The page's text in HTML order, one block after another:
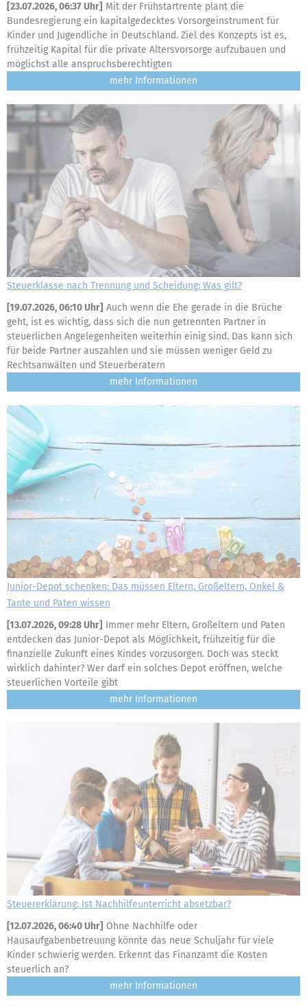
[23.07.2026, 06:37 Uhr] Mit der Frühstartrente plant die
Bundesregierung ein kapitalgedecktes Vorsorgeinstrument für
Kinder und Jugendliche in Deutschland. Ziel des Konzepts ist es,
frühzeitig Kapital für die private Altersvorsorge aufzubauen und
möglichst alle anspruchsberechtigten
mehr
Steuerklasse nach Trennung und Scheidung: Was gilt?
[19.07.2026, 06:10 Uhr] Auch wenn die Ehe gerade in die Brüche
geht, ist es wichtig, dass sich die nun getrennten Partner in
steuerlichen Angelegenheiten weiterhin einig sind. Das kann sich
für beide Partner auszahlen und sie müssen weniger Geld zu
Rechtsanwälten und Steuerberatern
mehr
Junior-Depot schenken: Das müssen Eltern, Großeltern, Onkel &
Tante und Paten wissen
[13.07.2026, 09:28 Uhr] Immer mehr Eltern, Großeltern und Paten
entdecken das Junior-Depot als Möglichkeit, frühzeitig für die
finanzielle Zukunft eines Kindes vorzusorgen. Doch was steckt
wirklich dahinter? Wer darf ein solches Depot eröffnen, welche
steuerlichen Vorteile gibt
mehr
Steuererklärung: Ist Nachhilfeunterricht absetzbar?
[12.07.2026, 06:40 Uhr] Ohne Nachhilfe oder
Hausaufgabenbetreuung könnte das neue Schuljahr für viele
Kinder schwierig werden. Erkennt das Finanzamt die Kosten
steuerlich an?
mehr